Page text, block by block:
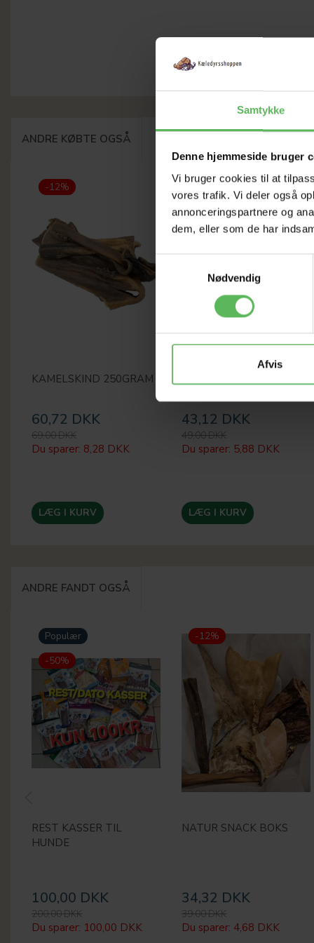
Samtykke
Denne hjemmeside bruger
Vi bruger cookies til at
vores trafik. Vi deler også
annonceringspartnere og
dem, eller som de har
Samtykkevalg
Nødvendig
Afvis
ANDRE KØBTE OGSÅ
-12%
KAMELSKIND 250GRAM
60,72 DKK
69,00 DKK
Du sparer: 8,28 DKK
LÆG I KURV
-12%
43,12 DKK
49,00 DKK
Du sparer: 5,88 DKK
LÆG I KURV
ANDRE FANDT OGSÅ
Populær
-50%
REST KASSER TIL
HUNDE
100,00 DKK
200,00 DKK
Du sparer: 100,00 DKK
-12%
NATUR SNACK BOKS
34,32 DKK
39,00 DKK
Du sparer: 4,68 DKK